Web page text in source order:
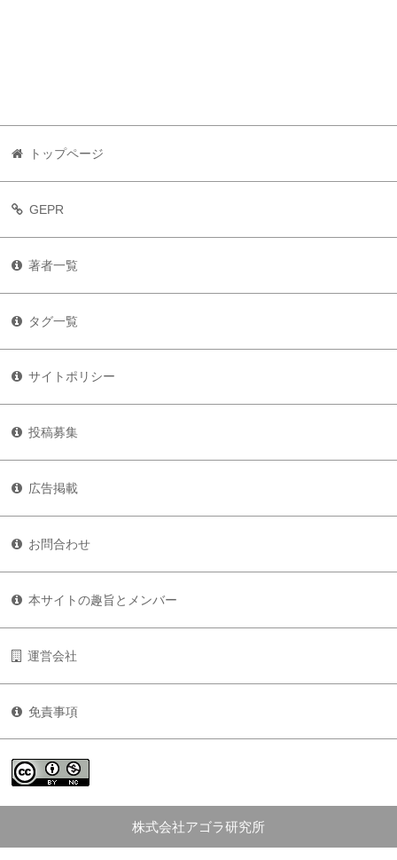
トップページ
GEPR
著者一覧
タグ一覧
サイトポリシー
投稿募集
広告掲載
お問合わせ
本サイトの趣旨とメンバー
運営会社
免責事項
株式会社アゴラ研究所